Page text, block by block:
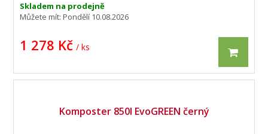
Skladem na prodejně
Můžete mít:Pondělí 10.08.2026
1 278 Kč / ks
Komposter 850l EvoGREEN černý